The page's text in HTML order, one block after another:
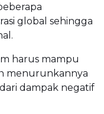
global sehingga
harus mampu
menurunkannya
dampak negatif